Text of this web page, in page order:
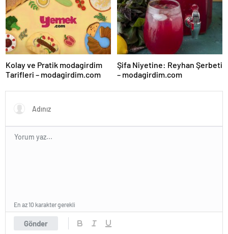
Kolay ve Pratik modagirdim
Tarifleri – modagirdim.com
Şifa Niyetine: Reyhan Şerbeti
– modagirdim.com
Gönder
En az 10 karakter gerekli